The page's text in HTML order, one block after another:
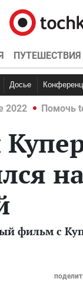
ПУТЕШЕСТВИЯ
Досье
2022 Помочь
фильм с